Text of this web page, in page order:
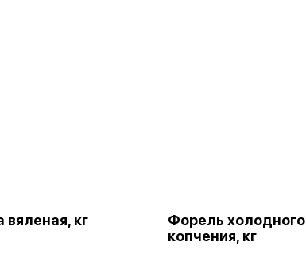
кг
Форель холодного
копчения, кг